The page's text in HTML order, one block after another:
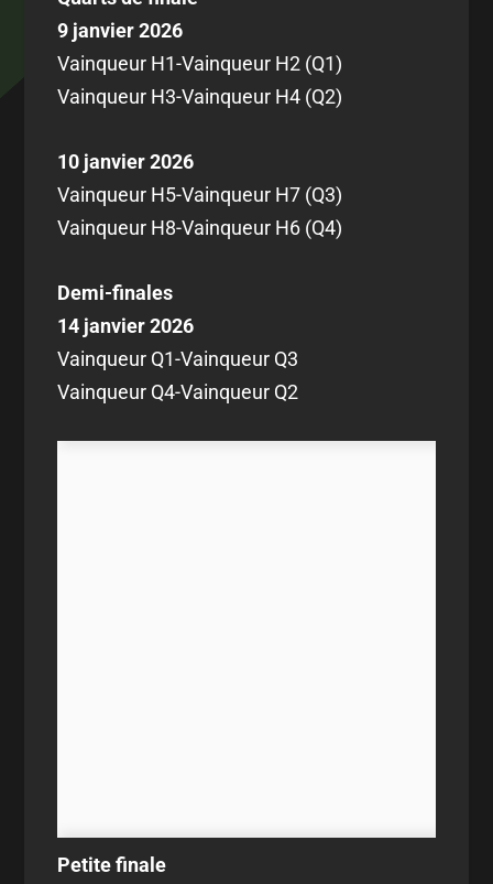
9 janvier 2026
Vainqueur H1-Vainqueur H2 (Q1)
Vainqueur H3-Vainqueur H4 (Q2)
10 janvier 2026
Vainqueur H5-Vainqueur H7 (Q3)
Vainqueur H8-Vainqueur H6 (Q4)
Demi-finales
14 janvier 2026
Vainqueur Q1-Vainqueur Q3
Vainqueur Q4-Vainqueur Q2
Petite finale